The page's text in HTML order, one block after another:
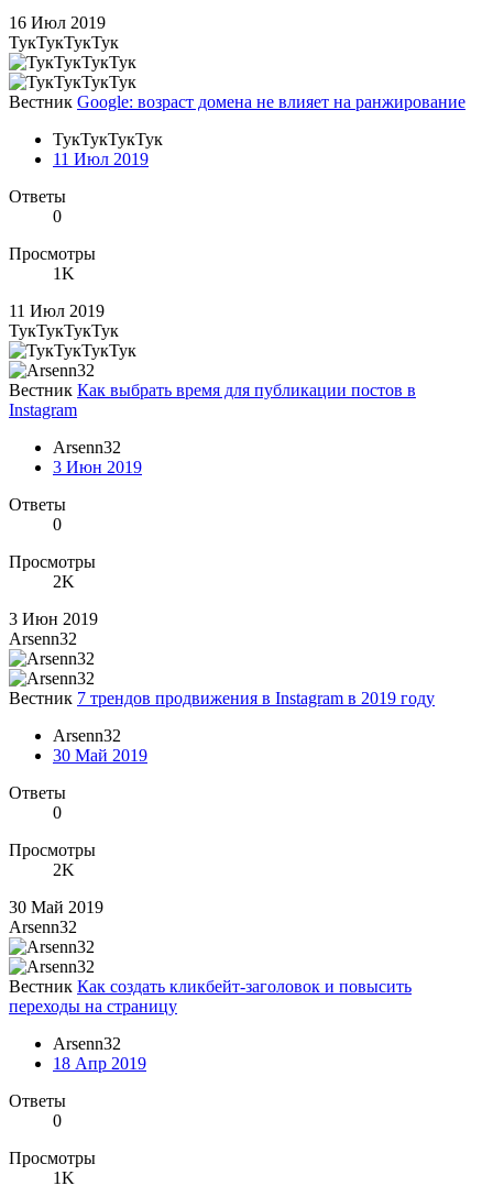
16 Июл 2019
ТукТукТукТук
Вестник Google: возраст домена не влияет на ранжирование
ТукТукТукТук
11 Июл 2019
Ответы
0
Просмотры
1K
11 Июл 2019
ТукТукТукТук
Вестник Как выбрать время для публикации постов в
Instagram
Arsenn32
3 Июн 2019
Ответы
0
Просмотры
2K
3 Июн 2019
Arsenn32
Вестник 7 трендов продвижения в Instagram в 2019 году
Arsenn32
30 Май 2019
Ответы
0
Просмотры
2K
30 Май 2019
Arsenn32
Вестник Как создать кликбейт-заголовок и повысить
переходы на страницу
Arsenn32
18 Апр 2019
Ответы
0
Просмотры
1K